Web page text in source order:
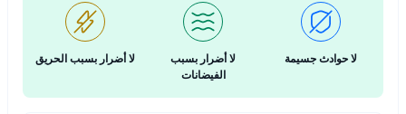
لا حوادث جسيمة
لا أضرار بسبب
الفيضانات
لا أضرار بسبب الحريق